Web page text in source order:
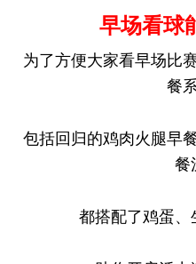
早场看球
为了方便大家看早场比
餐
包括回归的鸡肉火腿早
餐
都搭配了鸡蛋